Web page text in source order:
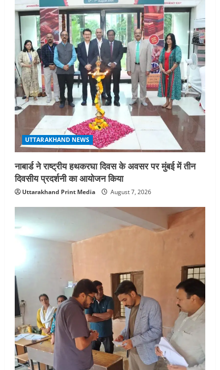
UTTARAKHAND NEWS
नाबार्ड ने राष्ट्रीय हथकरघा दिवस के अवसर पर मुंबई में तीन
दिवसीय प्रदर्शनी का आयोजन किया
Uttarakhand Print Media August 7, 2026